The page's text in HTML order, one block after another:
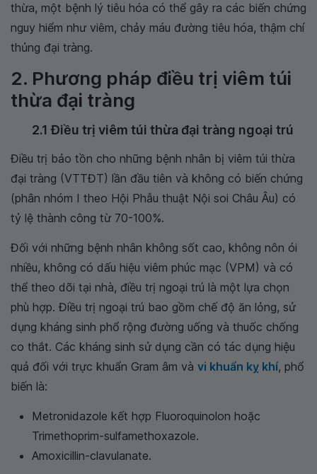
thừa, một bệnh lý tiêu hóa có thể gây ra các biến chứng
nguy hiểm như viêm, chảy máu đường tiêu hóa, thậm chí
thủng đại tràng.
2. Phương pháp điều trị viêm túi
thừa đại tràng
2.1 Điều trị viêm túi thừa đại tràng ngoại trú
Điều trị bảo tồn cho những bệnh nhân bị viêm túi thừa
đại tràng (VTTĐT) lần đầu tiên và không có biến chứng
(phân nhóm I theo Hội Phẫu thuật Nội soi Châu Âu) có
tỷ lệ thành công từ 70-100%.
Đối với những bệnh nhân không sốt cao, không nôn ói
nhiều, không có dấu hiệu viêm phúc mạc (VPM) và có
thể theo dõi tại nhà, điều trị ngoại trú là một lựa chọn
phù hợp. Điều trị ngoại trú bao gồm chế độ ăn lỏng, sử
dụng kháng sinh phổ rộng đường uống và thuốc chống
co thắt. Các kháng sinh sử dụng cần có tác dụng hiệu
quả đối với trực khuẩn Gram âm và vi khuẩn kỵ khí, phổ
biến là:
Metronidazole kết hợp Fluoroquinolon hoặc
Trimethoprim-sulfamethoxazole.
Amoxicillin-clavulanate.